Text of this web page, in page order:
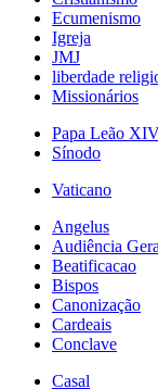
Ecumenismo
Igreja
JMJ
liberdade
Missionários
Papa Leão
Sínodo
Vaticano
Angelus
Audiência
Beatificacao
Bispos
Canonização
Cardeais
Conclave
Casal